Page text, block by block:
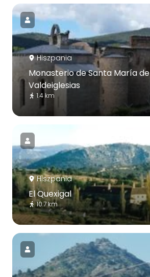
Hiszpania
Monasterio de Santa María de
Valdeiglesias
1.4 km
Hiszpania
El Quexigal
10.7 km